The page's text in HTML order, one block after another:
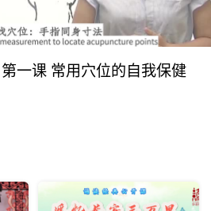
第一课 常用穴位的自我保健